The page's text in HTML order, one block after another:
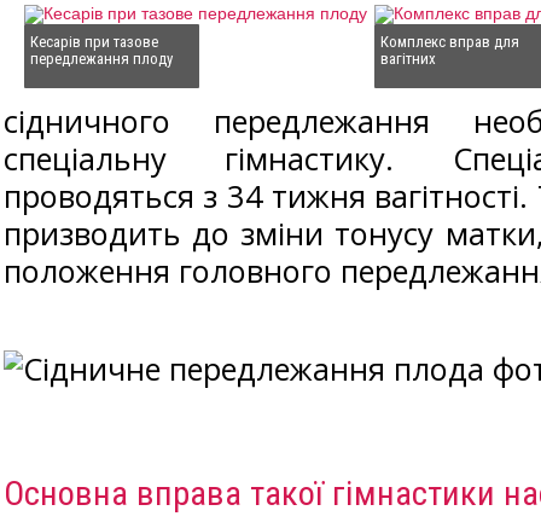
Кесарів при тазове
передлежання плоду
Комплекс вправ для
вагітних
сідничного передлежання
спеціальну гімнастику.
проводяться з 34 тижня
призводить до зміни тонусу
положення головного
Основна вправа такої гімнастики